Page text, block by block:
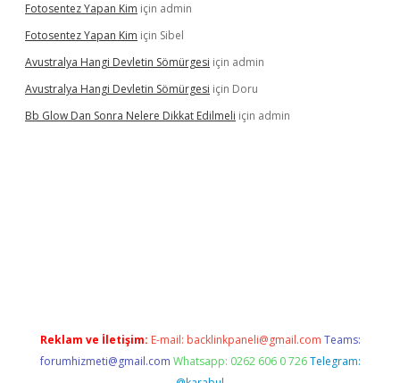
Fotosentez Yapan Kim için admin
Fotosentez Yapan Kim için Sibel
Avustralya Hangi Devletin Sömürgesi için admin
Avustralya Hangi Devletin Sömürgesi için Doru
Bb Glow Dan Sonra Nelere Dikkat Edilmeli için admin
Reklam ve İletişim: E-mail: backlinkpaneli@gmail.com Teams:
forumhizmeti@gmail.com Whatsapp: 0262 606 0 726 Telegram: